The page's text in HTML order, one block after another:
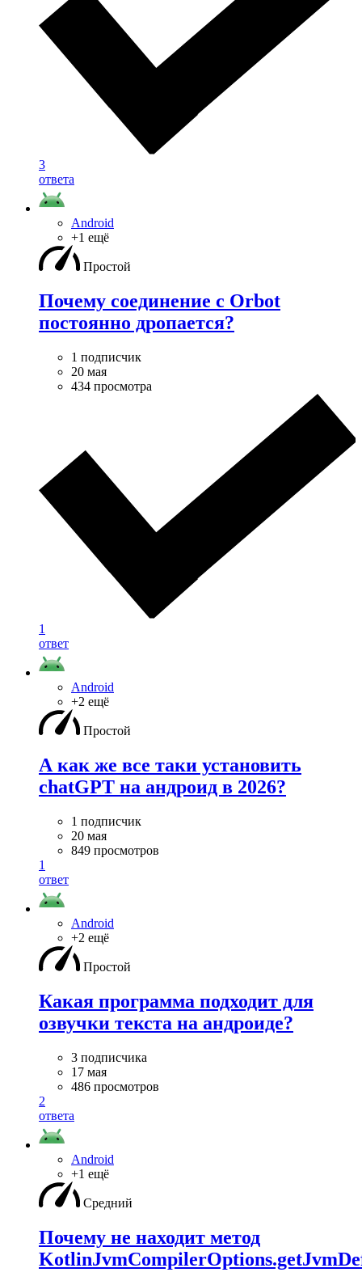
3
ответа
Android
+1 ещё
Простой
Почему соединение с Orbot
постоянно дропается?
1 подписчик
20 мая
434 просмотра
1
ответ
Android
+2 ещё
Простой
А как же все таки установить
chatGPT на андроид в 2026?
1 подписчик
20 мая
849 просмотров
1
ответ
Android
+2 ещё
Простой
Какая программа подходит для
озвучки текста на андроиде?
3 подписчика
17 мая
486 просмотров
2
ответа
Android
+1 ещё
Средний
Почему не находит метод